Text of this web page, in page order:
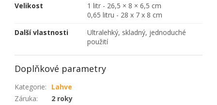
Velikost
1 litr - 26,5 × 8 × 6,5 cm
0,65 litru - 28 x 7 x 8 cm
Další vlastnosti
Ultralehký, skladný, jednoduché
použití
Doplňkové parametry
Kategorie:
Lahve
Záruka:
2 roky